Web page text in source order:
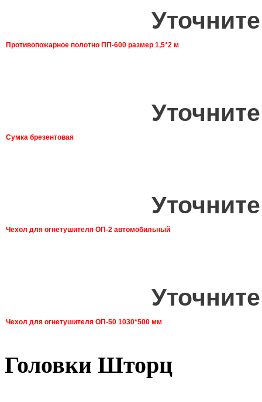
Противопожарное полотно ПП-600 размер 1,5*2 м
Сумка брезентовая
Чехол для огнетушителя ОП-2 автомобильный
Чехол для огнетушителя ОП-50 1030*500 мм
Головки Шторц